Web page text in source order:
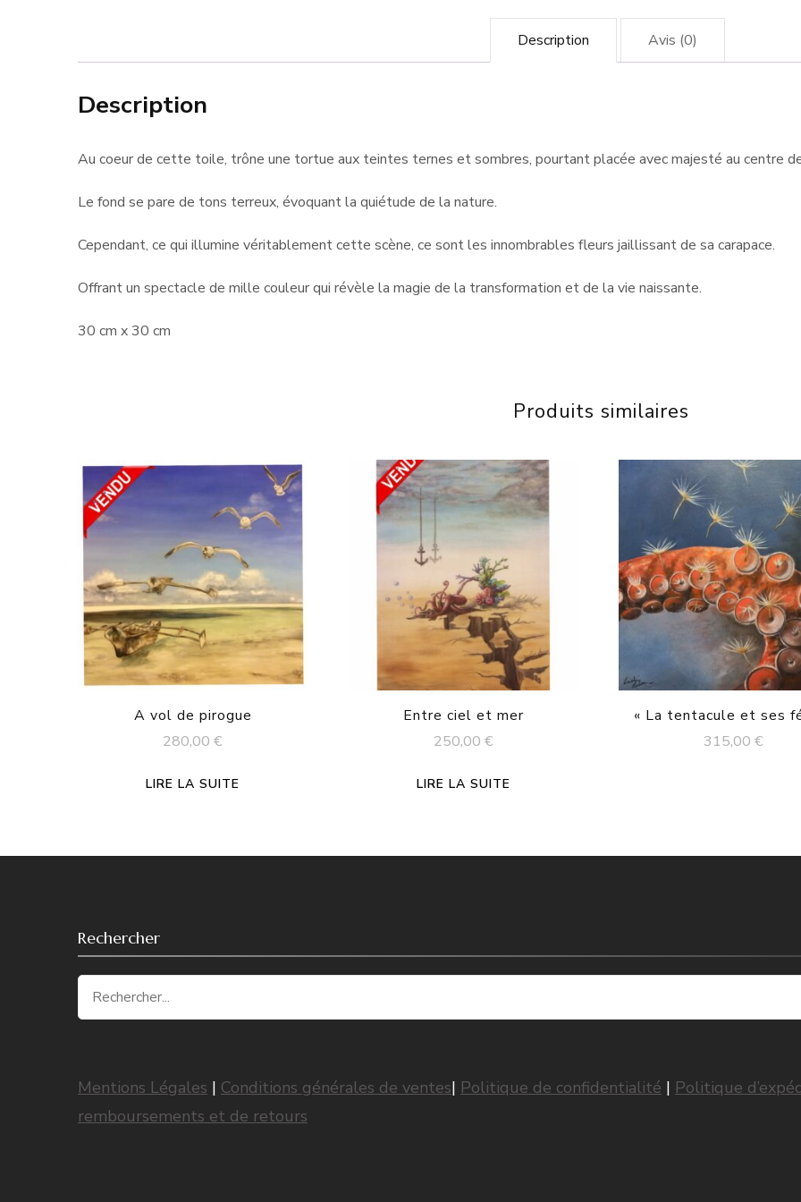
Description Avis (0)
Description
Au coeur de cette toile, trône une tortue aux teintes ternes et sombres, pourtant placée avec majesté au centre de
Le fond se pare de tons terreux, évoquant la quiétude de la nature.
Cependant, ce qui illumine véritablement cette scène, ce sont les innombrables fleurs jaillissant de sa carapace.
Offrant un spectacle de mille couleur qui révèle la magie de la transformation et de la vie naissante.
30 cm x 30 cm
Produits similaires
A vol de pirogue
280,00€
LIRE LA SUITE
Entre ciel et mer
250,00 €
LIRE LA SUITE
« La tentacule et ses
315,00€
Rechercher
Recherche
pour
Mentions Légales | Conditions générales de ventes| Politique de confidentialité | Politique
remboursements et de retours